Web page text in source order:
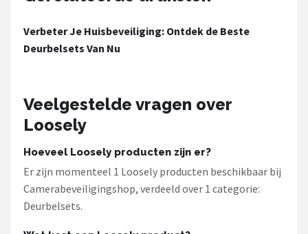
Verbeter Je Huisbeveiliging: Ontdek de Beste
Deurbelsets Van Nu
Veelgestelde vragen over
Loosely
Hoeveel Loosely producten zijn er?
Er zijn momenteel 1 Loosely producten beschikbaar bij
Camerabeveiligingshop, verdeeld over 1 categorie:
Deurbelsets.